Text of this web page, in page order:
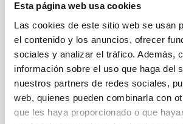
Esta página web usa cookies
Las cookies de este sitio web se usan
el contenido y los anuncios, ofrecer
sociales y analizar el tráfico. Además,
información sobre el uso que haga del
nuestros partners de redes sociales,
web, quienes pueden combinarla con
que les haya proporcionado o que
UN CONTRATO - TÉCNICO/A
ESPECIALIDAD MECÁNICA-
LABORAL - PS-2026-032
Se convoca proceso selectivo para el
personal laboral fijo, de un puesto de
categoría profesional de Técnico/a de
al Convenio y que tendrá, entre otras